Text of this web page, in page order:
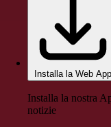
Installa la Web App
Installa la nostra
notizie